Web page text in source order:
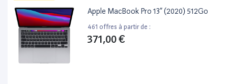
Apple MacBook Pro 13” (2020) 512Go
461 offres à partir de :
371,00 €